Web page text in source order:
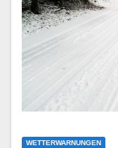
WETTERWARNUNGEN